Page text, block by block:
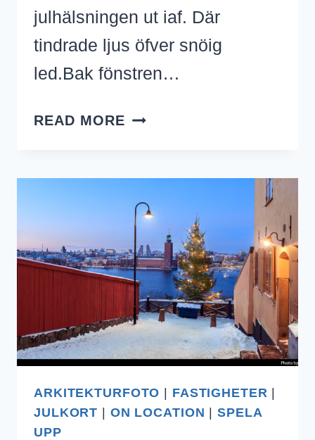
julhälsningen ut iaf. Där
tindrade ljus öfver snöig
led.Bak fönstren…
READ MORE JULKORT
ARKITEKTURFOTO | FASTIGHETER |
JULKORT | ON LOCATION | SPELA
UPP